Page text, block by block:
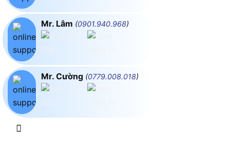
Mr. Lâm (0901.940.968)
Mr. Cường (0779.008.018)